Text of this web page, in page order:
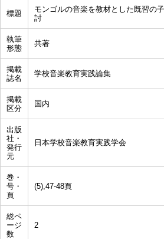
標題
モンゴルの音楽を教材とした既習の
討
執筆
形態
共著
掲載
誌名
学校音楽教育実践論集
掲載
区分
国内
出版
社・
発行
元
日本学校音楽教育実践学会
巻・
号・
頁
(5),47-48頁
総ペ
ージ
数
2